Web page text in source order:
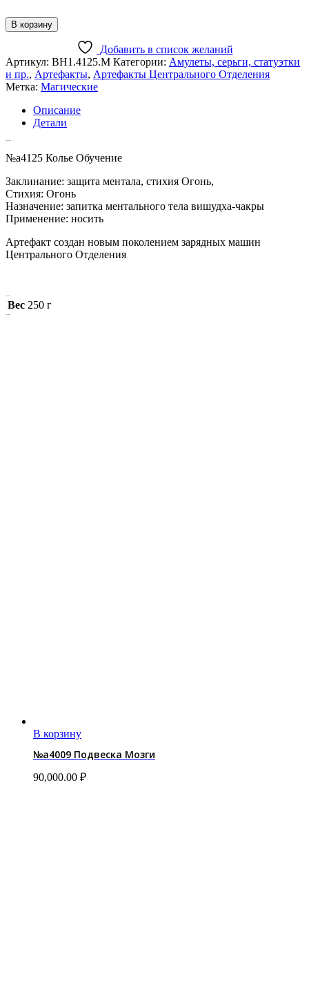
В корзину
Добавить в список желаний
Артикул: ВН1.4125.M Категории: Амулеты, серьги, статуэтки
и пр., Артефакты, Артефакты Центрального Отделения
Метка: Магические
Описание
Детали
№a4125 Колье Обучение
Заклинание: защита ментала, стихия Огонь,
Стихия: Огонь
Назначение: запитка ментального тела вишудха-чакры
Применение: носить
Артефакт создан новым поколением зарядных машин
Центрального Отделения
Вес 250 г
В корзину
№a4009 Подвеска Мозги
90,000.00 ₽